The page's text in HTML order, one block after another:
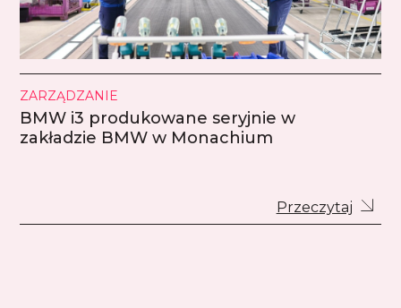
ZARZĄDZANIE
BMW i3 produkowane seryjnie w
zakładzie BMW w Monachium
Przeczytaj